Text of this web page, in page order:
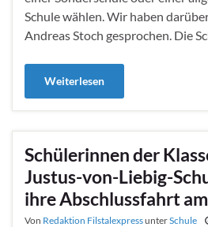
Schule wählen. Wir haben
Andreas Stoch gesprochen. Die
Weiterlesen
Schülerinnen der
Justus-von-Liebig-
ihre Abschlussfahrt
Von Redaktion FilstalexpressunterSchule